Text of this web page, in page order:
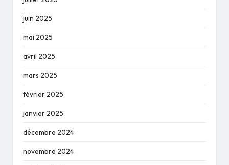
juin 2025
mai 2025
avril 2025
mars 2025
février 2025
janvier 2025
décembre 2024
novembre 2024